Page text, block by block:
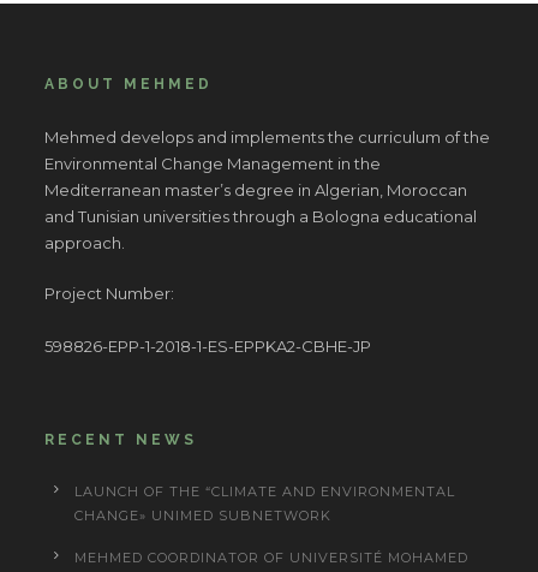
ABOUT MEHMED
Mehmed develops and implements the curriculum of the
Environmental Change Management in the
Mediterranean master’s degree in Algerian, Moroccan
and Tunisian universities through a Bologna educational
approach.
Project Number:
598826-EPP-1-2018-1-ES-EPPKA2-CBHE-JP
RECENT NEWS
LAUNCH OF THE “CLIMATE AND ENVIRONMENTAL
CHANGE» UNIMED SUBNETWORK
MEHMED COORDINATOR OF UNIVERSITÉ MOHAMED